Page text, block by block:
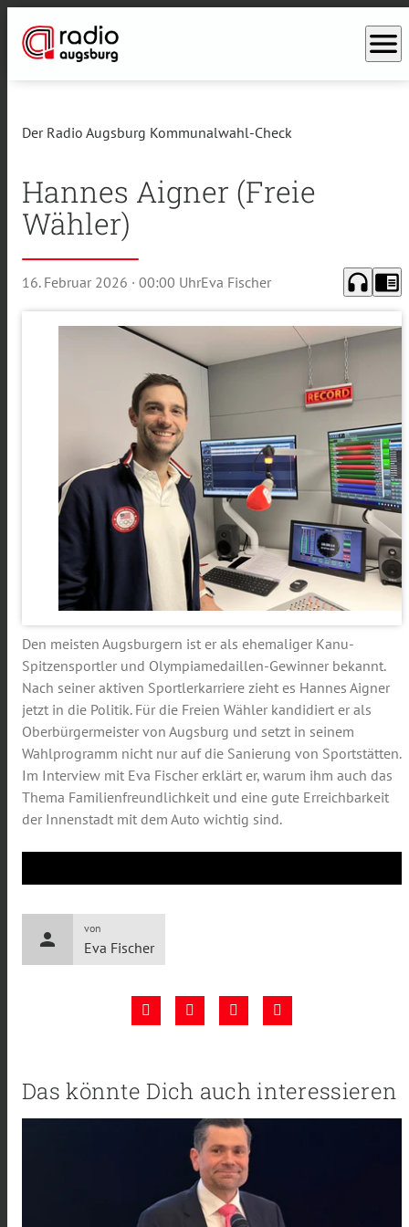
menu
Der Radio Augsburg Kommunalwahl-Check
Hannes Aigner (Freie
Wähler)
16. Februar 2026 · 00:00 UhrEva Fischer headphones chrome_reader_mode
Den meisten Augsburgern ist er als ehemaliger Kanu-
Spitzensportler und Olympiamedaillen-Gewinner bekannt.
Nach seiner aktiven Sportlerkarriere zieht es Hannes Aigner
jetzt in die Politik. Für die Freien Wähler kandidiert er als
Oberbürgermeister von Augsburg und setzt in seinem
Wahlprogramm nicht nur auf die Sanierung von Sportstätten.
Im Interview mit Eva Fischer erklärt er, warum ihm auch das
Thema Familienfreundlichkeit und eine gute Erreichbarkeit
der Innenstadt mit dem Auto wichtig sind.
person
von
Eva Fischer
Das könnte Dich auch interessieren